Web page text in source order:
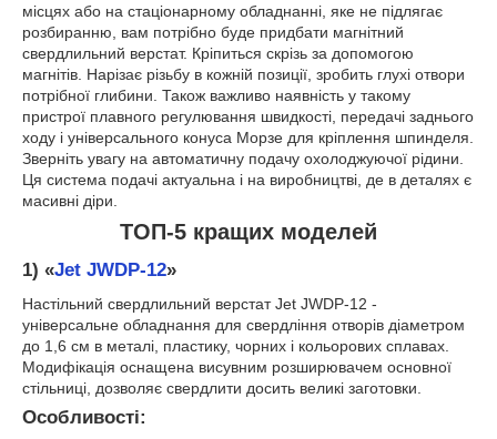
місцях або на стаціонарному обладнанні, яке не підлягає
розбиранню, вам потрібно буде придбати магнітний
свердлильний верстат. Кріпиться скрізь за допомогою
магнітів. Нарізає різьбу в кожній позиції, зробить глухі отвори
потрібної глибини. Також важливо наявність у такому
пристрої плавного регулювання швидкості, передачі заднього
ходу і універсального конуса Морзе для кріплення шпинделя.
Зверніть увагу на автоматичну подачу охолоджуючої рідини.
Ця система подачі актуальна і на виробництві, де в деталях є
масивні діри.
ТОП-5 кращих моделей
1) «Jet JWDP-12»
Настільний свердлильний верстат Jet JWDP-12 -
універсальне обладнання для свердління отворів діаметром
до 1,6 см в металі, пластику, чорних і кольорових сплавах.
Модифікація оснащена висувним розширювачем основної
стільниці, дозволяє свердлити досить великі заготовки.
Особливості: